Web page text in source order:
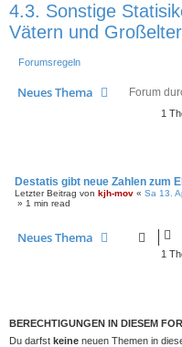
4.3. Sonstige
Vätern und
Forumsregeln
Neues Thema
1
Destatis gibt neue Zahlen zum
Letzter Beitrag von kjh-mov « Sa 13.
» 1 min read
Neues Thema
1
BERECHTIGUNGEN IN DIESEM
Du darfst keine neuen Themen in